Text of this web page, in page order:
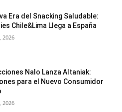
Era del Snacking Saludable:
Chile&Lima Llega a España
2026
Nalo Lanza Altaniak:
para el Nuevo Consumidor
2026